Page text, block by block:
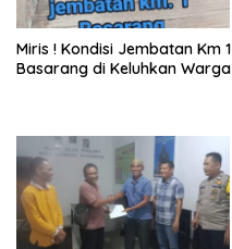
Miris ! Kondisi Jembatan Km 1
Basarang di Keluhkan Warga